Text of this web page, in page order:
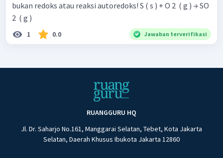
bukan redoks atau reaksi autoredoks! S ( s ) + O 2 ​ ( g ) → SO
2 ​ ( g )
1 0.0 Jawaban terverifikasi
RUANGGURU HQ
Jl. Dr. Saharjo No.161, Manggarai Selatan, Tebet, Kota Jakarta
Selatan, Daerah Khusus Ibukota Jakarta 12860